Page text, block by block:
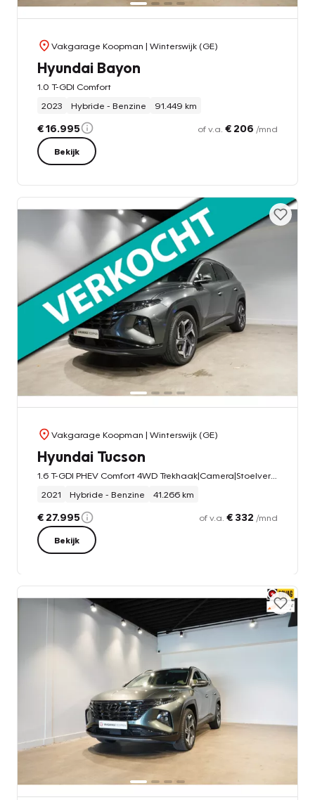
Vakgarage Koopman | Winterswijk (GE)
Hyundai Bayon
1.0 T-GDI Comfort
2023
Hybride - Benzine 91.449 km
€ 16.995 of v.a. € 206 /mnd
Bekijk
Vakgarage Koopman | Winterswijk (GE)
Hyundai Tucson
2021
Hybride - Benzine 41.266 km
€ 27.995 of v.a. € 332 /mnd
Bekijk